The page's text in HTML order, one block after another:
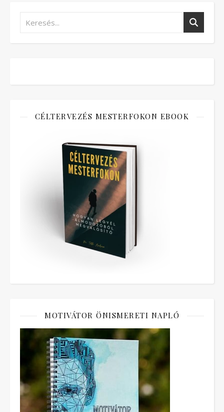
CÉLTERVEZÉS MESTERFOKON EBOOK
MOTIVÁTOR ÖNISMERETI NAPLÓ